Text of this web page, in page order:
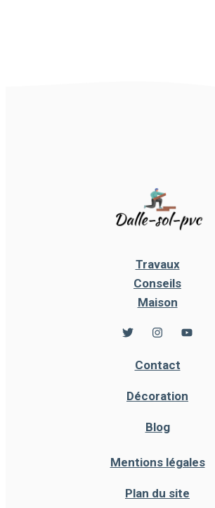
Travaux
Conseils
Maison
Contact
Décoration
Blog
Mentions légales
Plan du site